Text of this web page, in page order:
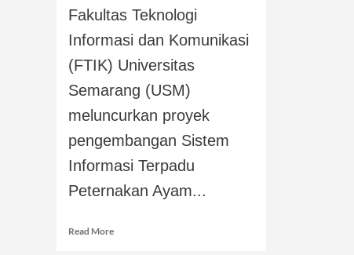
Fakultas Teknologi
Informasi dan Komunikasi
(FTIK) Universitas
Semarang (USM)
meluncurkan proyek
pengembangan Sistem
Informasi Terpadu
Peternakan Ayam...
Read More